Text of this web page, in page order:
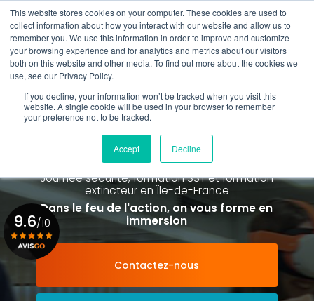
This website stores cookies on your computer. These cookies are used to
collect information about how you interact with our website and allow us to
remember you. We use this information in order to improve and customize
your browsing experience and for analytics and metrics about our visitors
both on this website and other media. To find out more about the cookies we
use, see our Privacy Policy.
If you decline, your information won’t be tracked when you visit this
website. A single cookie will be used in your browser to remember
your preference not to be tracked.
Accept Decline
Aller
au
contenu
principal
01 84 20 18 48
Rappel gratuit
Spécialiste de la formation SST et
de la Formation Incendie
à Paris La Défense depuis 2015
Journée sécurité, formation SST et formation
extincteuren Île-de-France
Dans le feu de l'action, on vous forme en
immersion
Contactez-nous
9.6/10
Voir le certificat